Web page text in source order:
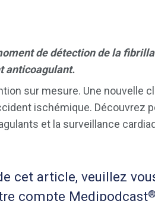
de détection de la
anticoagulant.
sur mesure. Une nouvelle
ischémique. Découvrez
et la surveillance
cet article, veuillez
compte Medipodcast®